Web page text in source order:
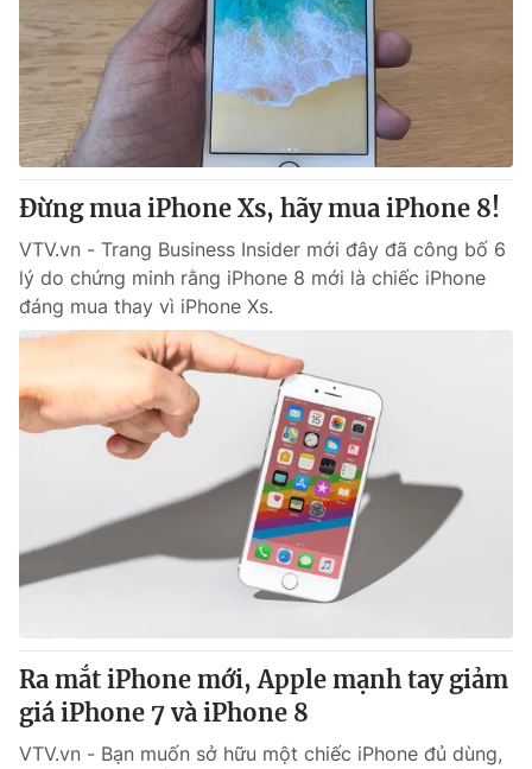
Đừng mua iPhone Xs, hãy mua iPhone 8!
VTV.vn - Trang Business Insider mới đây đã công bố 6
lý do chứng minh rằng iPhone 8 mới là chiếc iPhone
đáng mua thay vì iPhone Xs.
Ra mắt iPhone mới, Apple mạnh tay giảm
giá iPhone 7 và iPhone 8
VTV.vn - Bạn muốn sở hữu một chiếc iPhone đủ dùng,